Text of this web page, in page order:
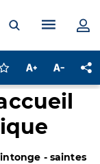
Ouvrir laMenu
Connectez-vous
Augmenter la
- saintes